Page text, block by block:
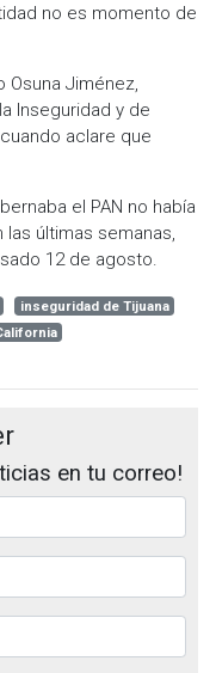
no es momento de
Osuna Jiménez,
Inseguridad y de
aclare que
el PAN no había
últimas semanas,
12 de agosto.
inseguridad de Tijuana
en tu correo!